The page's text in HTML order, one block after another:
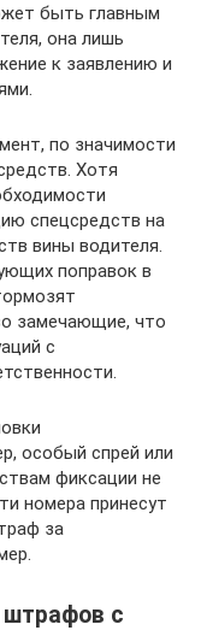
быть главным
она лишь
к заявлению и
по значимости
Хотя
спецсредств на
вины водителя.
поправок в
замечающие, что
с
особый спрей или
фиксации не
номера принесут
за
штрафов с